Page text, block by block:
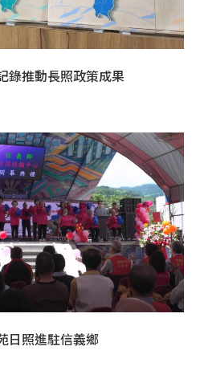
錄推動長照政策成果
日照進駐信義鄉